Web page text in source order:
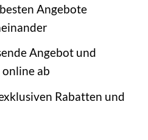
Angebote
Angebot und
ab
Rabatten und